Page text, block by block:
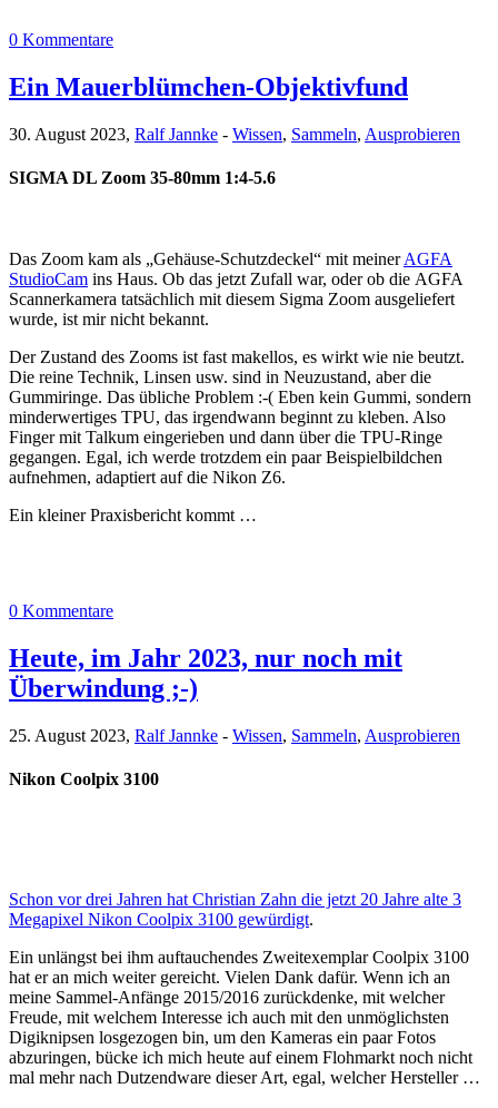
0 Kommentare
Ein Mauerblümchen-Objektivfund
30. August 2023, Ralf Jannke - Wissen, Sammeln, Ausprobieren
SIGMA DL Zoom 35-80mm 1:4-5.6
Das Zoom kam als „Gehäuse-Schutzdeckel“ mit meinerAGFA
StudioCam ins Haus. Ob das jetzt Zufall war, oder ob die AGFA
Scannerkamera tatsächlich mit diesem Sigma Zoom ausgeliefert
wurde, ist mir nicht bekannt.
Der Zustand des Zooms ist fast makellos, es wirkt wie nie beutzt.
Die reine Technik, Linsen usw. sind in Neuzustand, aber die
Gummiringe. Das übliche Problem :-( Eben kein Gummi, sondern
minderwertiges TPU, das irgendwann beginnt zu kleben. Also
Finger mit Talkum eingerieben und dann über die TPU-Ringe
gegangen. Egal, ich werde trotzdem ein paar Beispielbildchen
aufnehmen, adaptiert auf die Nikon Z6.
Ein kleiner Praxisbericht kommt …
0 Kommentare
Heute, im Jahr 2023, nur noch mit
Überwindung ;-)
25. August 2023, Ralf Jannke - Wissen, Sammeln, Ausprobieren
Nikon Coolpix 3100
Schon vor drei Jahren hat Christian Zahn die jetzt 20 Jahre alte 3
Megapixel Nikon Coolpix 3100 gewürdigt.
Ein unlängst bei ihm auftauchendes Zweitexemplar Coolpix 3100
hat er an mich weiter gereicht. Vielen Dank dafür. Wenn ich an
meine Sammel-Anfänge 2015/2016 zurückdenke, mit welcher
Freude, mit welchem Interesse ich auch mit den unmöglichsten
Digiknipsen losgezogen bin, um den Kameras ein paar Fotos
abzuringen, bücke ich mich heute auf einem Flohmarkt noch nicht
mal mehr nach Dutzendware dieser Art, egal, welcher Hersteller …